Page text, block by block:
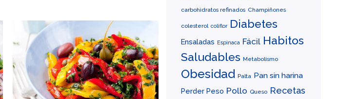
carbohidratos refinados Champiñones
colesterol coliflor Diabetes
Ensaladas Espinaca Fácil Habitos
Saludables Metabolismo
Obesidad Palta Pan sin harina
Perder Peso Pollo Queso Recetas